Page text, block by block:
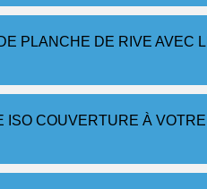
PLANCHE DE RIVE AVEC
ISO COUVERTURE À VOTRE